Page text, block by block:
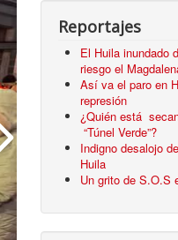
Reportajes
El Huila inundado
riesgo el
Así va el paro en
represión
¿Quién está
“Túnel Verde”?
Indigno desalojo
Huila
Un grito de S.O.S